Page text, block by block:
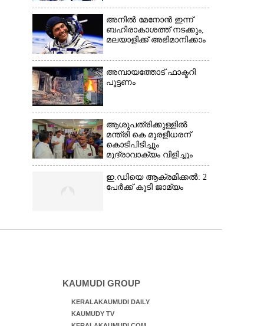
അനിൽ മേനോൻ ഇന്ന്
ബഹിരാകാശത്ത് നടക്കും,
മലയാളിക്ക് അഭിമാനിക്കാം
അമ്പായത്തോട് ഫാക്ടറി
പൂട്ടണം
ആശുപത്രിക്കുള്ളിൽ
മന്ത്രി കെ മുരളീധരന്
കൊടിപിടിച്ചും
മുദ്രാവാക്യം വിളിച്ചും
സ്വീകരണം: പിന്നാലെ
വ്യാപകവിമർശനം
ഇ.ഡിയെ ആക്രമിക്കൽ: 2
പേർക്ക് കൂടി ജാമ്യം
KAUMUDI GROUP
KERALAKAUMUDI DAILY
KAUMUDY TV